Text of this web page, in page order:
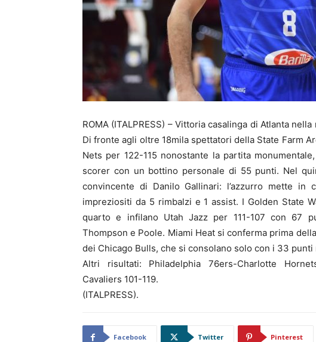
ROMA (ITALPRESS) – Vittoria casalinga di Atlanta
Di fronte agli oltre 18mila spettatori della State Farm
Nets per 122-115 nonostante la partita
scorer con un bottino personale di 55 punti. Nel
convincente di Danilo Gallinari: l’azzurro mette
impreziositi da 5 rimbalzi e 1 assist. I Golden State
quarto e infilano Utah Jazz per 111-107 con 67
Thompson e Poole. Miami Heat si conferma prima
dei Chicago Bulls, che si consolano solo con i 33 punti
Altri risultati: Philadelphia 76ers-Charlotte
Cavaliers 101-119.
(ITALPRESS).
Facebook Twitter Pinterest